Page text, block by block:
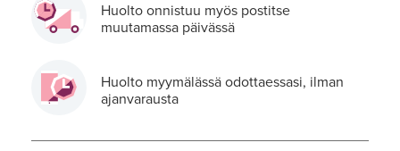
Huolto onnistuu myös postitse
muutamassa päivässä
Huolto myymälässä odottaessasi, ilman
ajanvarausta